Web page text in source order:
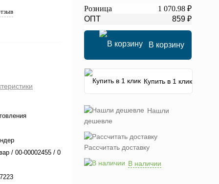
/ 00-00002455 / 0
Розница
1 070.98 ₽
ОПТ
859 ₽
В корзину
Купить в 1 клик
Нашли
дешевле
Рассчитать доставку
В наличии